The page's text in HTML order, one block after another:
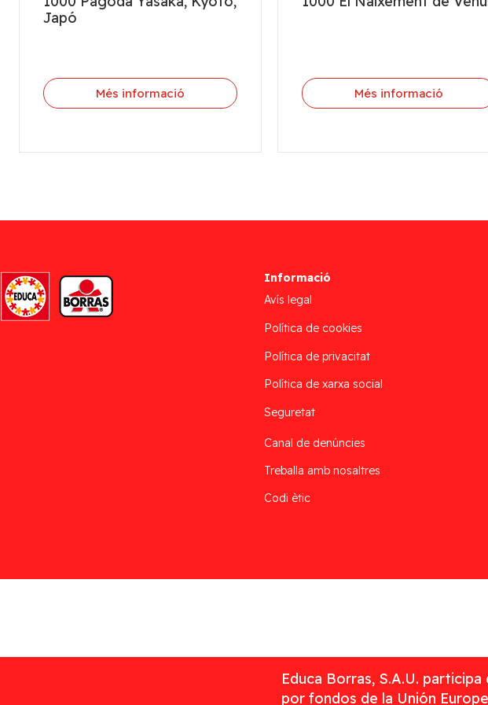
Japó
Més informació Més informació
Informació
Avís legal
Política de cookies
Política de privacitat
Política de xarxa social
Seguretat
Canal de denúncies
Treballa amb nosaltres
Codi ètic
Educa Borras, S.A.U.
por fondos de la Unión